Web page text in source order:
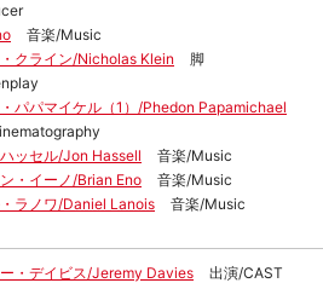
音楽/Music
クライン/Nicholas Klein
脚
パパマイケル（1）/Phedon Papamichael
ッセル/Jon Hassell
音楽/Music
・イーノ/Brian Eno
音楽/Music
ラノワ/Daniel Lanois
音楽/Music
・デイビス/Jeremy Davies
出演/CAST